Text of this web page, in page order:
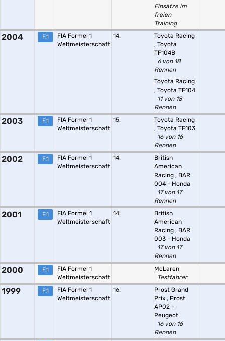
Einsätze im
freien
Training
2004 F.1
FIA Formel 1
Weltmeisterschaft
14.
Toyota Racing
, Toyota
TF104B
6 von 18
Rennen
Toyota Racing
, Toyota TF104
11 von 18
Rennen
2003 F.1
FIA Formel 1
Weltmeisterschaft
15.
Toyota Racing
, Toyota TF103
16 von 16
Rennen
2002 F.1
FIA Formel 1
Weltmeisterschaft
14.
British
American
Racing , BAR
004 - Honda
17 von 17
Rennen
2001 F.1
FIA Formel 1
Weltmeisterschaft
14.
British
American
Racing , BAR
003 - Honda
17 von 17
Rennen
2000 F.1
FIA Formel 1
Weltmeisterschaft
McLaren
Testfahrer
1999 F.1
FIA Formel 1
Weltmeisterschaft
16.
Prost Grand
Prix , Prost
AP02 -
Peugeot
16 von 16
Rennen